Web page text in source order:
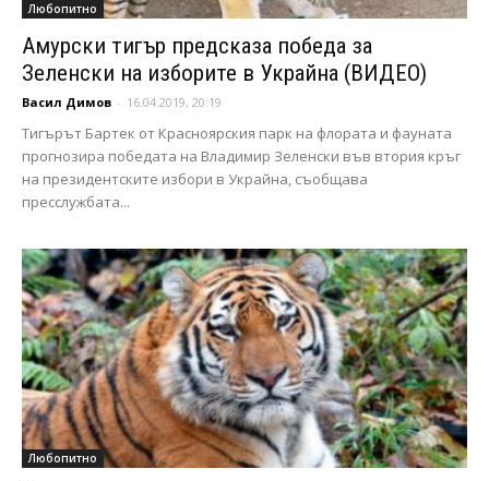
Любопитно
Амурски тигър предсказа победа за
Зеленски на изборите в Украйна (ВИДЕО)
Васил Димов - 16.04.2019, 20:19
Тигърът Бартек от Красноярския парк на флората и фауната
прогнозира победата на Владимир Зеленски във втория кръг
на президентските избори в Украйна, съобщава
пресслужбата...
Любопитно